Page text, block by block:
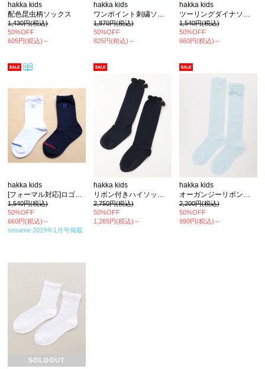
hakka kids
配色昆虫柄ソックス
1,430円(税込)
50%OFF
605円(税込)～
hakka kids
ワンポイント刺繍ソックス
1,870円(税込)
50%OFF
825円(税込)～
hakka kids
ツーリングダイナソー(恐竜)柄ソックス
1,540円(税込)
50%OFF
660円(税込)～
hakka kids
[フォーマル対応]ロゴジャカードリブ風クルーソックス
1,540円(税込)
50%OFF
660円(税込)～
sesame 2019年1月号掲載
hakka kids
リボン付きハイソックス
2,750円(税込)
50%OFF
1,265円(税込)～
hakka kids
オーガンジーリボン付きハイソックス
2,200円(税込)
50%OFF
990円(税込)～
SOLDOUT